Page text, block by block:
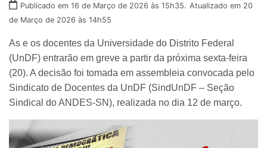
Publicado em 16 de Março de 2026 às 15h35. Atualizado em 20
de Março de 2026 às 14h55
As e os docentes da Universidade do Distrito Federal
(UnDF) entrarão em greve a partir da próxima sexta-feira
(20). A decisão foi tomada em assembleia convocada pelo
Sindicato de Docentes da UnDF (SindUnDF – Seção
Sindical do ANDES-SN), realizada no dia 12 de março.